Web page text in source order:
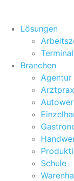
springenLösungen
Branchen
Agentur
Schule